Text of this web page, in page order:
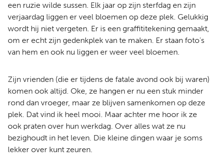
een ruzie wilde sussen. Elk jaar op zijn sterfdag en zijn
verjaardag liggen er veel bloemen op deze plek. Gelukkig
wordt hij niet vergeten. Er is een graffititekening gemaakt,
om er echt zijn gedenkplek van te maken. Er staan foto's
van hem en ook nu liggen er weer veel bloemen.
Zijn vrienden (die er tijdens de fatale avond ook bij waren)
komen ook altijd. Oke, ze hangen er nu een stuk minder
rond dan vroeger, maar ze blijven samenkomen op deze
plek. Dat vind ik heel mooi. Maar achter me hoor ik ze
ook praten over hun werkdag. Over alles wat ze nu
bezighoudt in het leven. Die kleine dingen waar je soms
lekker over kunt zeuren.